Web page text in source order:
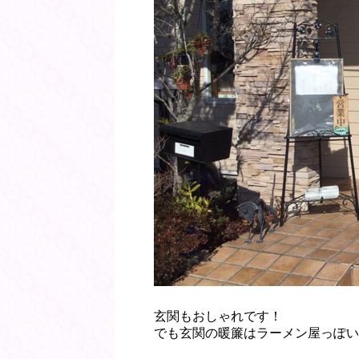
玄関もおしゃれです！
でも玄関の暖簾はラーメン屋っぽ